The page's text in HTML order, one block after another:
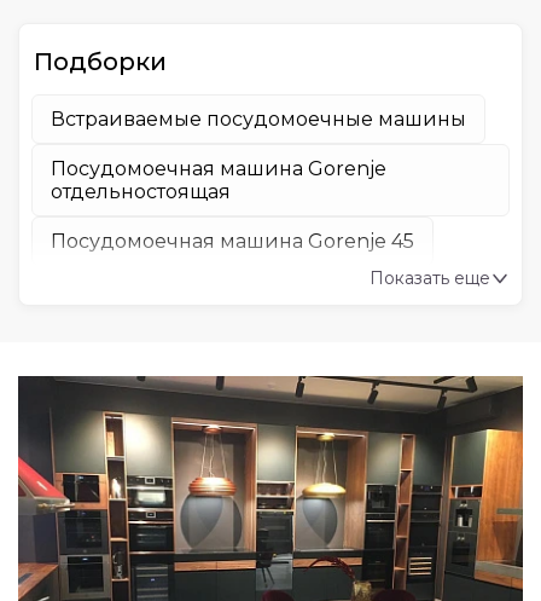
Подборки
Встраиваемые посудомоечные машины
Посудомоечная машина Gorenje
отдельностоящая
Посудомоечная машина Gorenje 45
Gorenje посудомоечная машина 45
Посудомоечная машина Gorenje
Midea посудомоечная машина 60
Посудомоечная машина Midea 45
Посудомоечная машина korting
Показать еще